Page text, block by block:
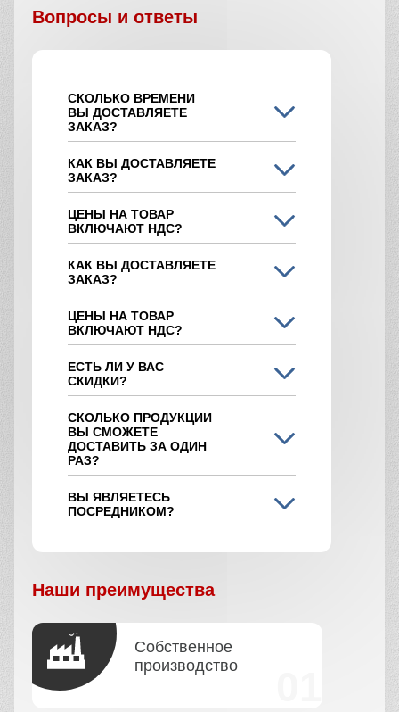
Вопросы и ответы
СКОЛЬКО ВРЕМЕНИ
ВЫ ДОСТАВЛЯЕТЕ
ЗАКАЗ?
КАК ВЫ ДОСТАВЛЯЕТЕ
ЗАКАЗ?
ЦЕНЫ НА ТОВАР
ВКЛЮЧАЮТ НДС?
КАК ВЫ ДОСТАВЛЯЕТЕ
ЗАКАЗ?
ЦЕНЫ НА ТОВАР
ВКЛЮЧАЮТ НДС?
ЕСТЬ ЛИ У ВАС
СКИДКИ?
СКОЛЬКО ПРОДУКЦИИ
ВЫ СМОЖЕТЕ
ДОСТАВИТЬ ЗА ОДИН
РАЗ?
ВЫ ЯВЛЯЕТЕСЬ
ПОСРЕДНИКОМ?
Наши преимущества
Собственное
производство